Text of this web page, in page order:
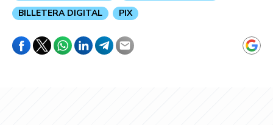
BILLETERA DIGITAL
PIX